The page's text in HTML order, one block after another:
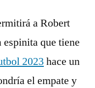
a Robert
que tiene
2023 hace un
el empate y